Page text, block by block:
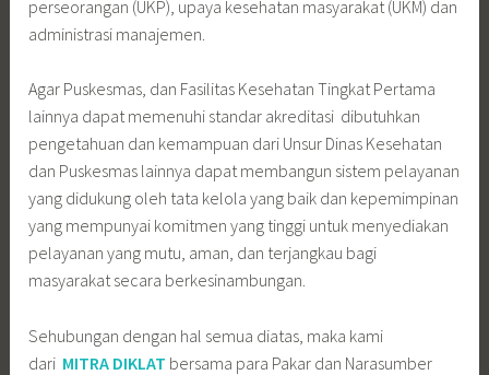
perseorangan (UKP), upaya kesehatan masyarakat (UKM) dan
administrasi manajemen.
Agar Puskesmas, dan Fasilitas Kesehatan Tingkat Pertama
lainnya dapat memenuhi standar akreditasi dibutuhkan
pengetahuan dan kemampuan dari Unsur Dinas Kesehatan
dan Puskesmas lainnya dapat membangun sistem pelayanan
yang didukung oleh tata kelola yang baik dan kepemimpinan
yang mempunyai komitmen yang tinggi untuk menyediakan
pelayanan yang mutu, aman, dan terjangkau bagi
masyarakat secara berkesinambungan.
Sehubungan dengan hal semua diatas, maka kami
dari MITRA DIKLAT bersama para Pakar dan Narasumber